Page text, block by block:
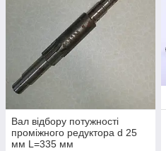
Вал відбору потужності
проміжного редуктора d 25
мм L=335 мм